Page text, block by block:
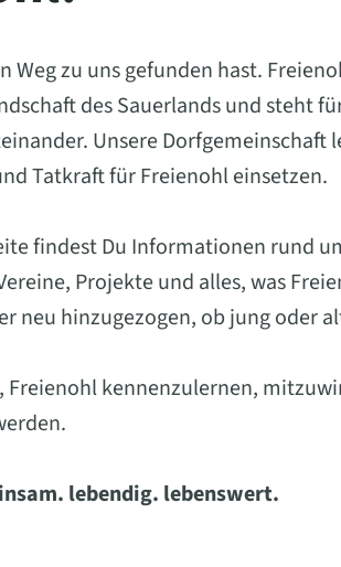
Weg zu uns gefunden hast.
des Sauerlands und steht
Unsere Dorfgemeinschaft
Tatkraft für Freienohl einsetzen.
findest Du Informationen rund
Projekte und alles, was
neu hinzugezogen, ob jung oder
Freienohl kennenzulernen,
lebendig. lebenswert.